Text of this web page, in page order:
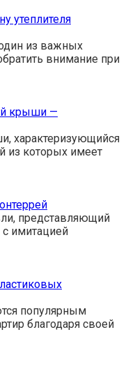
утеплителя
из важных
внимание при
крыши —
характеризующийся
из которых имеет
представляющий
имитацией
популярным
благодаря своей